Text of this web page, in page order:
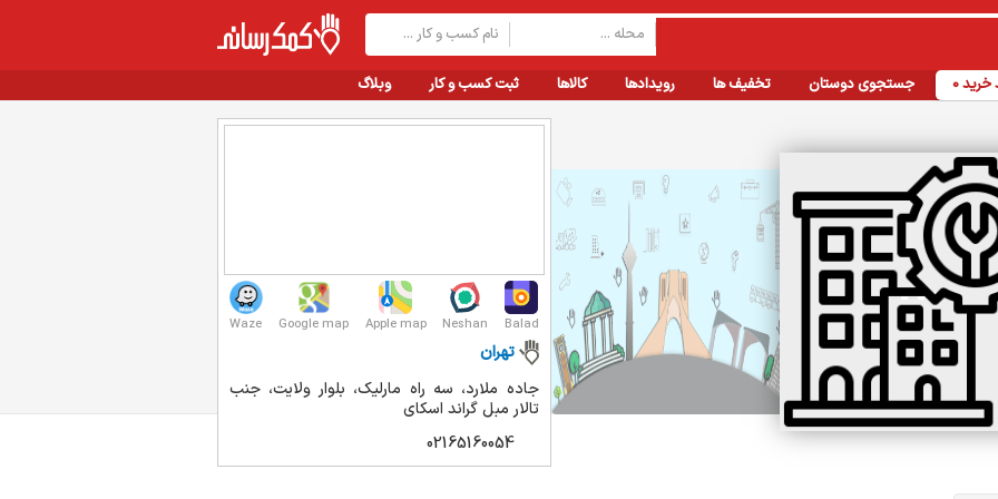
وبلاگ ثبت کسب و کار کالاها رویدادها تخفیف ها جستجوی دوستان خرید0
Balad
Neshan
Apple map
Google map
Waze
تهران
جاده ملارد، سه راه مارلیک، بلوار ولایت، جنب
تالار مبل گراند اسکای
02165160054